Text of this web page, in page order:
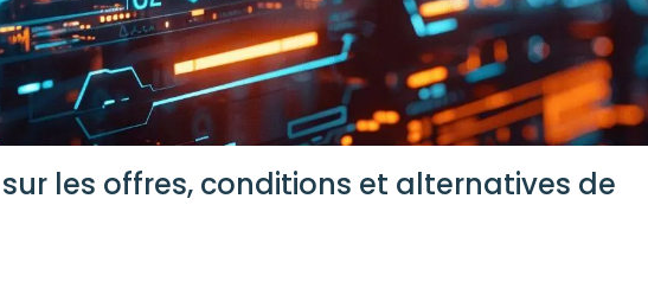
les offres, conditions et alternatives de